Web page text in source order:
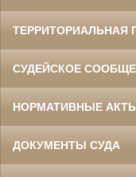
ТЕРРИТОРИАЛЬНАЯ
СУДЕЙСКОЕ
НОРМАТИВНЫЕ
ДОКУМЕНТЫ СУДА